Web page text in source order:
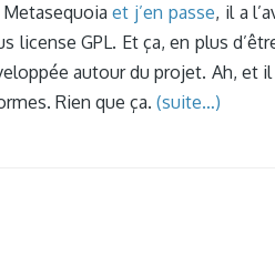
Metasequoiaet j’en passe, il a
license GPL. Et ça, en plus
autour du projet. Ah, et
Rien que ça. (suite…)